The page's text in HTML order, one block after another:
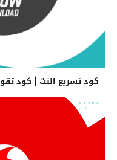
كود تسريع النت | كود